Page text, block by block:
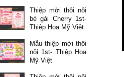
Thiệp mời thôi nôi
bé gái Cherry 1st-
Thiệp Hoa Mỹ Việt
Mẫu thiệp mời thôi
nôi 1st- Thiệp Hoa
Mỹ Việt